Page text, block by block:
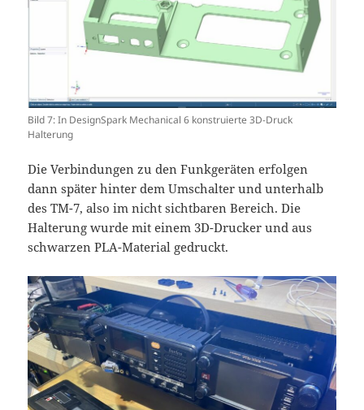
Bild 7: In DesignSpark Mechanical 6 konstruierte 3D-Druck
Halterung
Die Verbindungen zu den Funkgeräten erfolgen
dann später hinter dem Umschalter und unterhalb
des TM-7, also im nicht sichtbaren Bereich. Die
Halterung wurde mit einem 3D-Drucker und aus
schwarzen PLA-Material gedruckt.